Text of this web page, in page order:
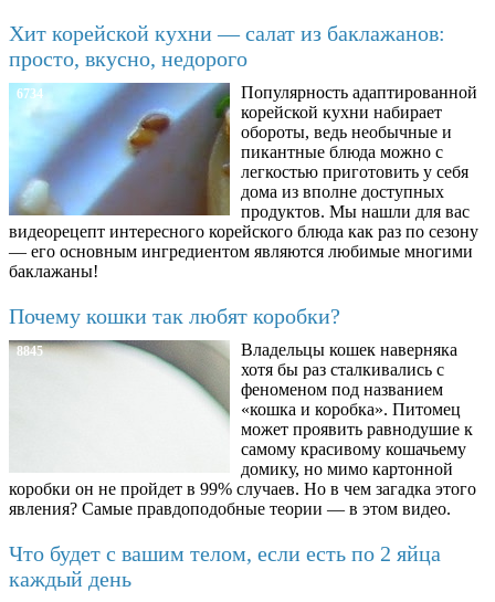
Хит корейской кухни — салат из баклажанов:
просто, вкусно, недорого
6734
Популярность адаптированной
корейской кухни набирает
обороты, ведь необычные и
пикантные блюда можно с
легкостью приготовить у себя
дома из вполне доступных
продуктов. Мы нашли для вас
видеорецепт интересного корейского блюда как раз по сезону
— его основным ингредиентом являются любимые многими
баклажаны!
Почему кошки так любят коробки?
8845
Владельцы кошек наверняка
хотя бы раз сталкивались с
феноменом под названием
«кошка и коробка». Питомец
может проявить равнодушие к
самому красивому кошачьему
домику, но мимо картонной
коробки он не пройдет в 99% случаев. Но в чем загадка этого
явления? Самые правдоподобные теории — в этом видео.
Что будет с вашим телом, если есть по 2 яйца
каждый день